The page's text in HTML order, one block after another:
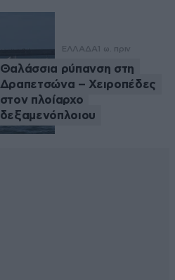
ΕΛΛΑΔΑ 1 ω. πριν
Θαλάσσια ρύπανση στη
Δραπετσώνα – Χειροπέδες
στον πλοίαρχο
δεξαμενόπλοιου